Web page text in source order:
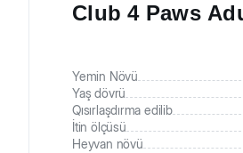
Club 4 Paws
Yemin Növü
Yaş dövrü
Qısırlaşdırma edilib
İtin ölçüsü
Heyvan növü